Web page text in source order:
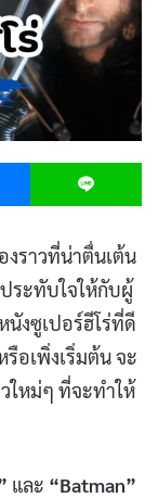
Messenger
งราวที่น่าตื่นเต้น
ระทับใจให้กับผู้
งซูเปอร์ฮีโร่ที่ดี
อเพิ่งเริ่มต้น จะ
ใหม่ๆ ที่จะทำให้
และ “Batman”